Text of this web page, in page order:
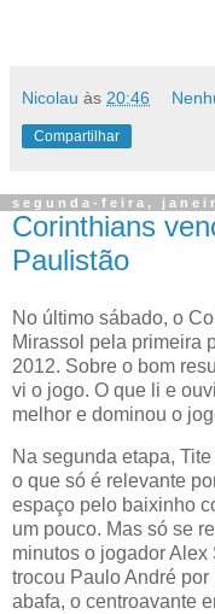
Nicolau às 20:46
Compartilhar
segunda-feira,
Corinthians
Paulistão
No último sábado, o
Mirassol pela primeira
2012. Sobre o bom
vi o jogo. O que li e
melhor e dominou o
Na segunda etapa,
o que só é relevante
espaço pelo baixinho
um pouco. Mas só se
minutos o jogador
trocou Paulo André
abafa, o centroavante